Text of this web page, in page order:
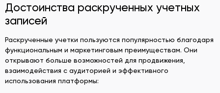
Достоинства раскрученных учетных
записей
Раскрученные учетки пользуются популярностью благодаря
функциональным и маркетинговым преимуществам. Они
открывают больше возможностей для продвижения,
взаимодействия с аудиторией и эффективного
использования платформы: